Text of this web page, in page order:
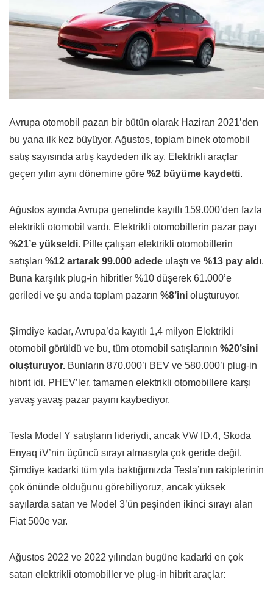
Avrupa otomobil pazarı bir bütün olarak Haziran 2021’den
bu yana ilk kez büyüyor, Ağustos, toplam binek otomobil
satış sayısında artış kaydeden ilk ay. Elektrikli araçlar
geçen yılın aynı dönemine göre %2 büyüme kaydetti.
Ağustos ayında Avrupa genelinde kayıtlı 159.000’den fazla
elektrikli otomobil vardı, Elektrikli otomobillerin pazar payı
%21’e yükseldi. Pille çalışan elektrikli otomobillerin
satışları %12 artarak 99.000 adede ulaştı ve %13 pay aldı.
Buna karşılık plug-in hibritler %10 düşerek 61.000’e
geriledi ve şu anda toplam pazarın %8’ini oluşturuyor.
Şimdiye kadar, Avrupa’da kayıtlı 1,4 milyon Elektrikli
otomobil görüldü ve bu, tüm otomobil satışlarının %20’sini
oluşturuyor. Bunların 870.000’i BEV ve 580.000’i plug-in
hibrit idi. PHEV’ler, tamamen elektrikli otomobillere karşı
yavaş yavaş pazar payını kaybediyor.
Tesla Model Y satışların lideriydi, ancak VW ID.4, Skoda
Enyaq iV’nin üçüncü sırayı almasıyla çok geride değil.
Şimdiye kadarki tüm yıla baktığımızda Tesla’nın rakiplerinin
çok önünde olduğunu görebiliyoruz, ancak yüksek
sayılarda satan ve Model 3’ün peşinden ikinci sırayı alan
Fiat 500e var.
Ağustos 2022 ve 2022 yılından bugüne kadarki en çok
satan elektrikli otomobiller ve plug-in hibrit araçlar: